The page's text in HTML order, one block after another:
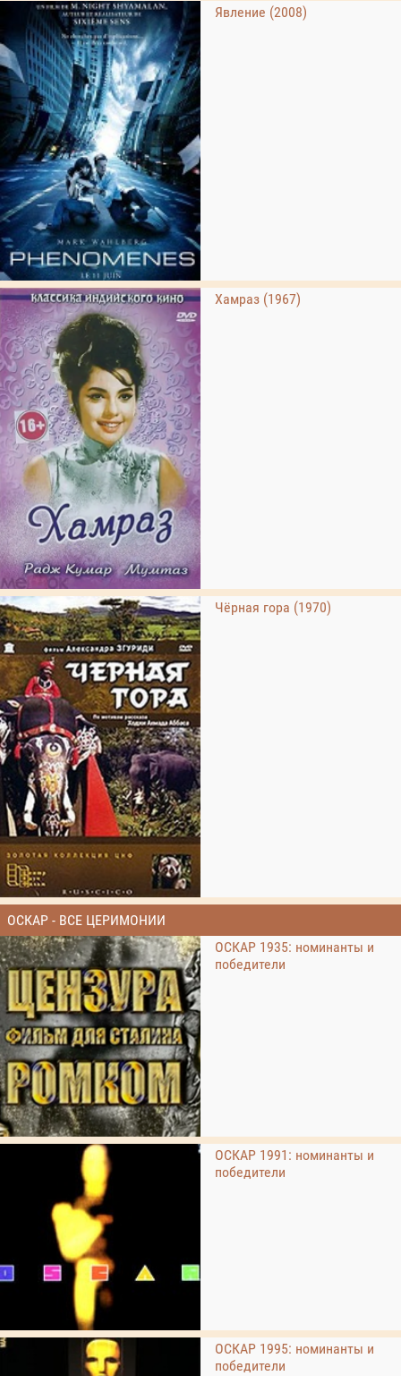
Явление (2008)
Хамраз (1967)
Чёрная гора (1970)
ОСКАР - ВСЕ ЦЕРИМОНИИ
ОСКАР 1935: номинанты и
победители
ОСКАР 1991: номинанты и
победители
ОСКАР 1995: номинанты и
победители